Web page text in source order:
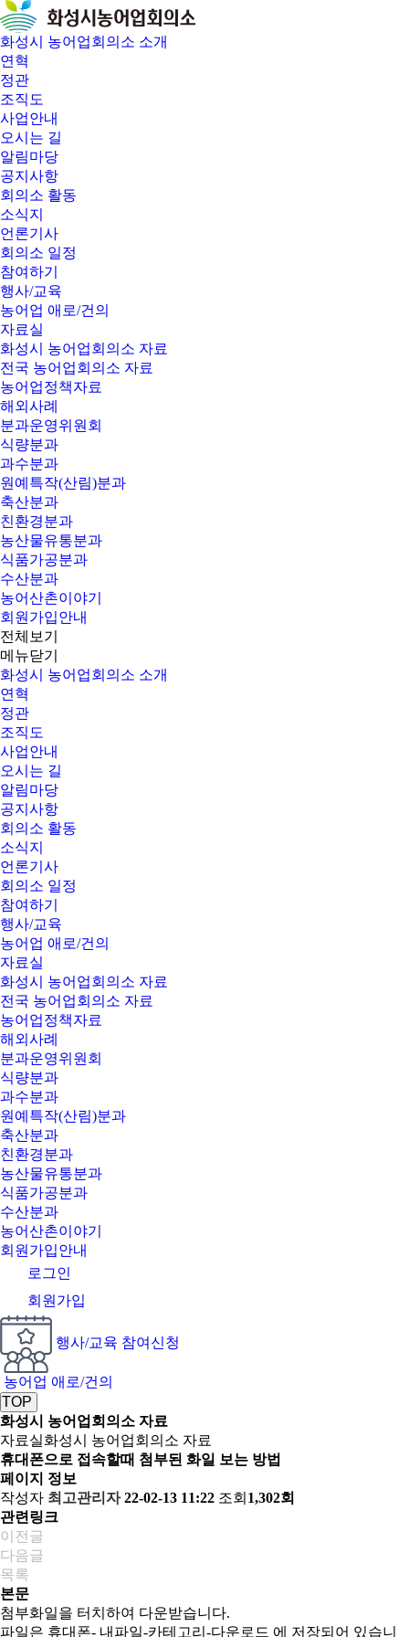
화성시 농어업회의소 소개
연혁
정관
조직도
사업안내
오시는 길
알림마당
공지사항
회의소 활동
소식지
언론기사
회의소 일정
참여하기
행사/교육
농어업 애로/건의
자료실
화성시 농어업회의소 자료
전국 농어업회의소 자료
농어업정책자료
해외사례
분과운영위원회
식량분과
과수분과
원예특작(산림)분과
축산분과
친환경분과
농산물유통분과
식품가공분과
수산분과
농어산촌이야기
회원가입안내
전체보기
메뉴닫기
화성시 농어업회의소 소개
연혁
정관
조직도
사업안내
오시는 길
알림마당
공지사항
회의소 활동
소식지
언론기사
회의소 일정
참여하기
행사/교육
농어업 애로/건의
자료실
화성시 농어업회의소 자료
전국 농어업회의소 자료
농어업정책자료
해외사례
분과운영위원회
식량분과
과수분과
원예특작(산림)분과
축산분과
친환경분과
농산물유통분과
식품가공분과
수산분과
농어산촌이야기
회원가입안내
로그인
회원가입
행사/교육 참여신청
농어업 애로/건의
TOP
화성시 농어업회의소 자료
자료실화성시 농어업회의소 자료
휴대폰으로 접속할때 첨부된 화일 보는 방법
페이지 정보
작성자 최고관리자 22-02-13 11:22 조회 1,302회
관련링크
이전글
다음글
목록
본문
첨부화일을 터치하여 다운받습니다.
파일은 휴대폰- 내파일-카테고리-다운로드 에 저장되어 있습니